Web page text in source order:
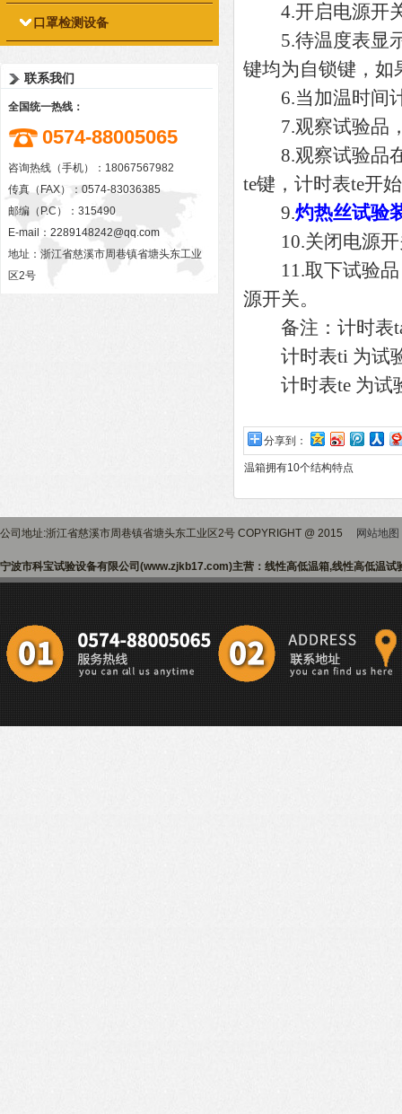
口罩检测设备
联系我们
全国统一热线：
0574-88005065
咨询热线（手机）：18067567982
传真（FAX）：0574-83036385
邮编（P.C）：315490
E-mail： 2289148242@qq.com
地址：浙江省慈溪市周巷镇省塘头东工业
区2号
4.开启电源开关
5.待温度表显示
键均为自锁键，如
6.当加温时间计
7.观察试验品，
8.观察试验品在
te键，计时表te开
9.灼热丝试验
10.关闭电源开
11.取下试验品
源开关。
备注：计时表ta
计时表ti 为试验
计时表te 为试
分享到：
温箱拥有10个结构特点
公司地址:浙江省慈溪市周巷镇省塘头东工业区2号 COPYRIGHT @ 2015 网站地图
宁波市科宝试验设备有限公司(www.zjkb17.com)主营：线性高低温箱,线性高低温